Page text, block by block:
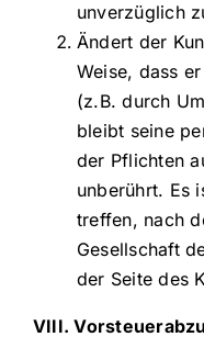
unverzüglich
Ändert der
Weise, dass
(z.B. durch
bleibt seine
der Pflichten
unberührt. Es
treffen, nach
Gesellschaft
der Seite des
VIII.